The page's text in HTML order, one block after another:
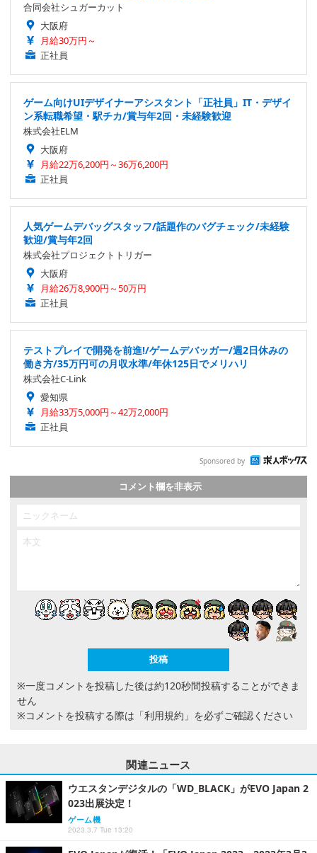
合同会社シュガーカット
大阪府
月給30万円～
正社員
ゲーム向けUIデザイナーアシスタント「正社員」IT・デザイ
ン系転職希望・駅チカ/賞与年2回・未経験歓迎
株式会社ELM
大阪府
月給22万6,200円～36万6,200円
正社員
人気ゲームデバッグスタッフ/話題作のバグチェック/未経験
歓迎/賞与年2回
株式会社プロジェクトトリガー
大阪府
月給26万8,900円～50万円
正社員
テストプレイで開発を前進!/ゲームデバッガー/週2日休みの
働き方/35万円可の月収水準/年休125日でメリハリ
株式会社C-Link
愛知県
月給33万5,000円～42万2,000円
正社員
Sponsored by
コメント欄を非表示
※一度コメントを投稿した後は約120秒間投稿することができま
せん
※コメントを投稿する際は 「利用規約」 を必ずご確認ください
関連ニュース
ウエスタンデジタルの「WD_BLACK」がEVO Japan 2
023出展決定！
ゲーム機
2023.3.7 Tue 13:20